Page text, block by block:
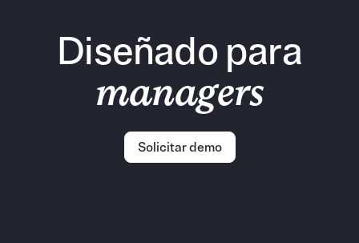
Diseñado para
managers
Solicitar demo